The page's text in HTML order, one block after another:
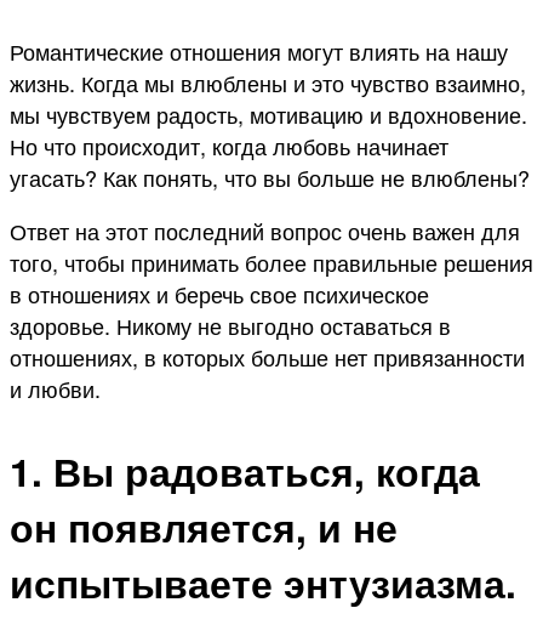
Романтические отношения могут влиять на нашу
жизнь. Когда мы влюблены и это чувство взаимно,
мы чувствуем радость, мотивацию и вдохновение.
Но что происходит, когда любовь начинает
угасать? Как понять, что вы больше не влюблены?
Ответ на этот последний вопрос очень важен для
того, чтобы принимать более правильные решения
в отношениях и беречь свое психическое
здоровье. Никому не выгодно оставаться в
отношениях, в которых больше нет привязанности
и любви.
1. Вы радоваться, когда
он появляется, и не
испытываете энтузиазма.